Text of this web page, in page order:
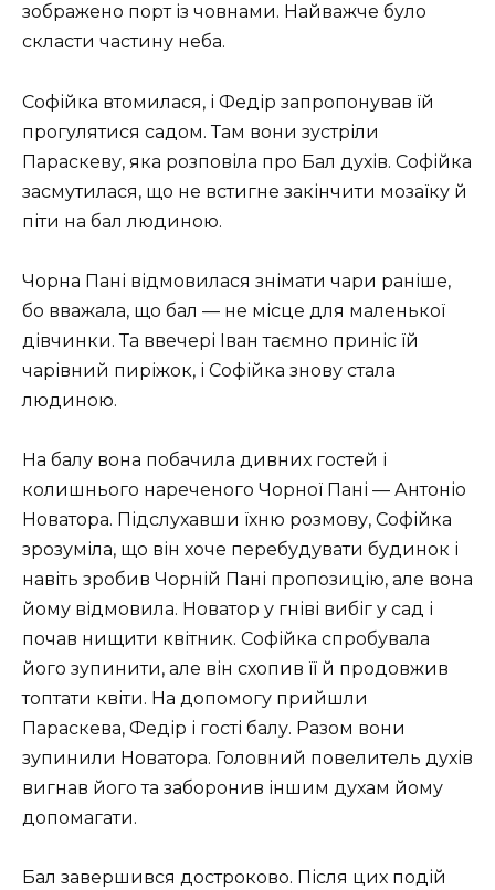
зображено порт із човнами. Найважче було
скласти частину неба.
Софійка втомилася, і Федір запропонував їй
прогулятися садом. Там вони зустріли
Параскеву, яка розповіла про Бал духів. Софійка
засмутилася, що не встигне закінчити мозаїку й
піти на бал людиною.
Чорна Пані відмовилася знімати чари раніше,
бо вважала, що бал — не місце для маленької
дівчинки. Та ввечері Іван таємно приніс їй
чарівний пиріжок, і Софійка знову стала
людиною.
На балу вона побачила дивних гостей і
колишнього нареченого Чорної Пані — Антоніо
Новатора. Підслухавши їхню розмову, Софійка
зрозуміла, що він хоче перебудувати будинок і
навіть зробив Чорній Пані пропозицію, але вона
йому відмовила. Новатор у гніві вибіг у сад і
почав нищити квітник. Софійка спробувала
його зупинити, але він схопив її й продовжив
топтати квіти. На допомогу прийшли
Параскева, Федір і гості балу. Разом вони
зупинили Новатора. Головний повелитель духів
вигнав його та заборонив іншим духам йому
допомагати.
Бал завершився достроково. Після цих подій